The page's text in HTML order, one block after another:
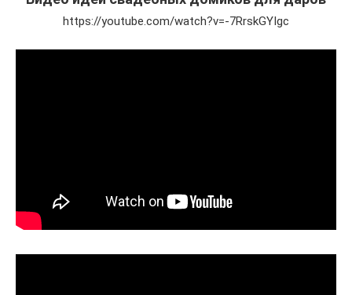
https://youtube.com/watch?v=-7RrskGYIgc